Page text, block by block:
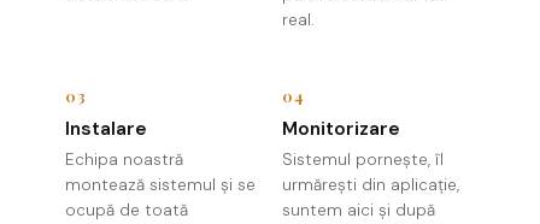
real.
03
Instalare
Echipa noastră
montează sistemul și se
ocupă de toată
04
Monitorizare
Sistemul pornește, îl
urmărești din aplicație,
suntem aici și după